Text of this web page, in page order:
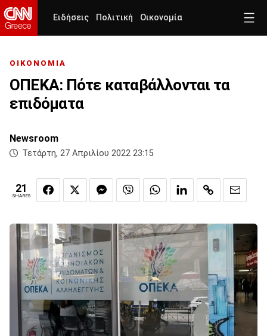
Ειδήσεις Πολιτική Οικονομία
ΟΙΚΟΝΟΜΙΑ
ΟΠΕΚΑ: Πότε καταβάλλονται τα
επιδόματα
Newsroom
Τετάρτη, 27 Απριλίου 2022 23:15
21
SHARES